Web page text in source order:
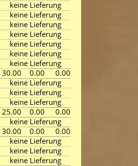
keine Lieferung
keine Lieferung
keine Lieferung
keine Lieferung
keine Lieferung
keine Lieferung
keine Lieferung
30.00 0.00
0.00
keine Lieferung
keine Lieferung
keine Lieferung
25.00 0.00
0.00
keine Lieferung
30.00 0.00
0.00
keine Lieferung
keine Lieferung
keine Lieferung